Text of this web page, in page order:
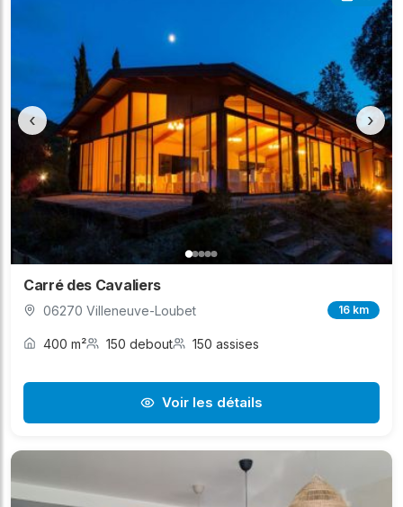
‹ ›
Carré des Cavaliers
06270 Villeneuve-Loubet 16 km
400 m² 150 debout 150 assises
Voir les détails